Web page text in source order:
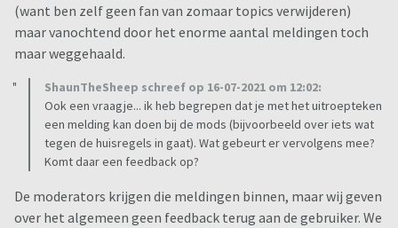
(want ben zelf geen fan van zomaar topics verwijderen)
maar vanochtend door het enorme aantal meldingen toch
maar weggehaald.
ShaunTheSheep schreef op 16-07-2021 om 12:02:
Ook een vraagje... ik heb begrepen dat je met het uitroepteken
een melding kan doen bij de mods (bijvoorbeeld over iets wat
tegen de huisregels in gaat). Wat gebeurt er vervolgens mee?
Komt daar een feedback op?
De moderators krijgen die meldingen binnen, maar wij geven
over het algemeen geen feedback terug aan de gebruiker. We